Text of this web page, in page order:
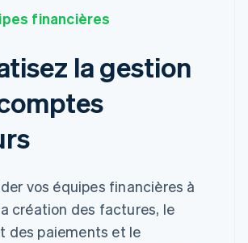
financières
la gestion
vos équipes financières à
création des factures, le
des paiements et le